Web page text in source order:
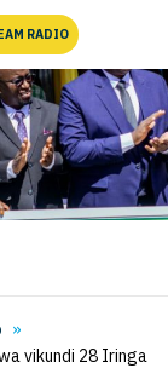
RADIO
vikundi 28 Iringa